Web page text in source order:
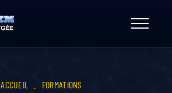
ACCUEIL FORMATIONS